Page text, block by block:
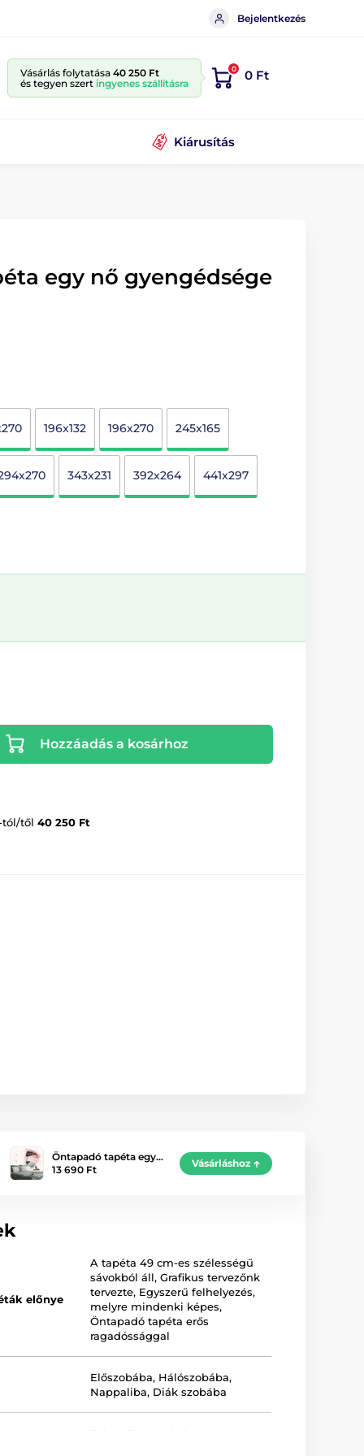
Bejelentkezés
Vásárlás folytatása 40 250 Ft
és tegyen szert ingyenes szállításra
0 0 Ft
Kiárusítás
egy nő gyengédsége
196x132 196x270 245x165
343x231 392x264 441x297
Hozzáadás a kosárhoz
tól/től 40 250 Ft
Öntapadó tapéta egy…
13 690 Ft
Vásárláshoz
előnye
A tapéta 49 cm-es szélességű
sávokból áll,Grafikus tervezőnk
tervezte, Egyszerű felhelyezés,
melyre mindenki képes,
Öntapadó tapéta erős
ragadóssággal
Előszobába, Hálószobába,
Nappaliba, Diák szobába